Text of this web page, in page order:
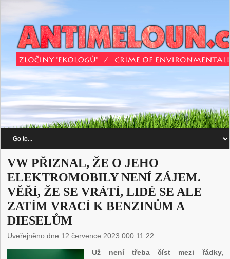
VW PŘIZNAL, ŽE O JEHO
ELEKTROMOBILY NENÍ ZÁJEM.
VĚŘÍ, ŽE SE VRÁTÍ, LIDÉ SE ALE
ZATÍM VRACÍ K BENZINŮM A
DIESELŮM
Uveřejněno dne 12 července 2023 000 11:22
Už není třeba číst mezi řádky,